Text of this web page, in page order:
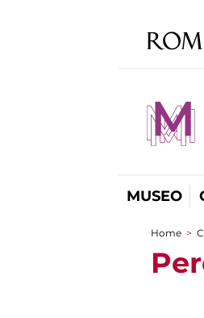
MUSEO
You
Home >